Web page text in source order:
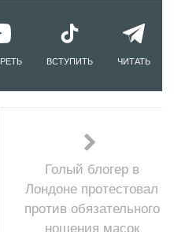
ВСТУПИТЬ ЧИТАТЬ
Голый блогер в
Лондоне протестовал
против обязательного
ношения масок